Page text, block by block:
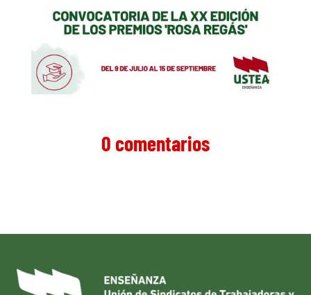
0 comentarios